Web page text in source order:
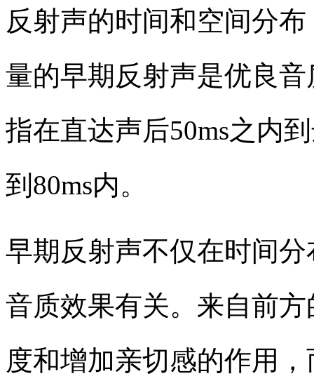
反射声的时间和空间分
量的早期反射声是优良
指在直达声后50ms之内
到 80ms内。
早期反射声不仅在时间
音质效果有关。来自前
度和增加亲切感的作用